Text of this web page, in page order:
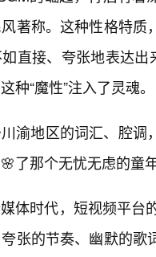
著称。这种性格特
直接、夸张地表达
种“魔性”注入了灵魂。
渝地区的词汇、腔
了那个无忧无虑的童
体时代，短视频平台
张的节奏、幽默的